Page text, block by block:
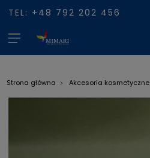
TEL: +48 792 202 456
Strona główna Akcesoria kosmetyczne